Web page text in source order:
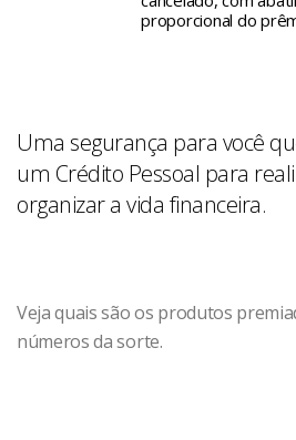
proporcional do
Uma segurança para você
um Crédito Pessoal para
organizar a vida financeira.
Veja quais são os produtos
números da sorte.